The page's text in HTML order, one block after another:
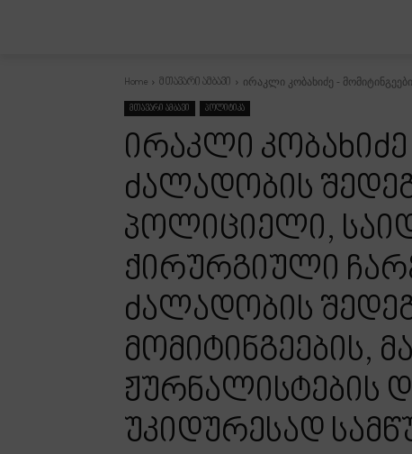
Home მთავარი ამბავი ირაკლი კობახიძე -
მთავარი ამბავი პოლიტიკა
ირაკლი
ძალადობის
პოლიციელი,
ქირურგიული
ძალადობის
მომიტინგეების,
ჟურნალისტების
უკიდურესად